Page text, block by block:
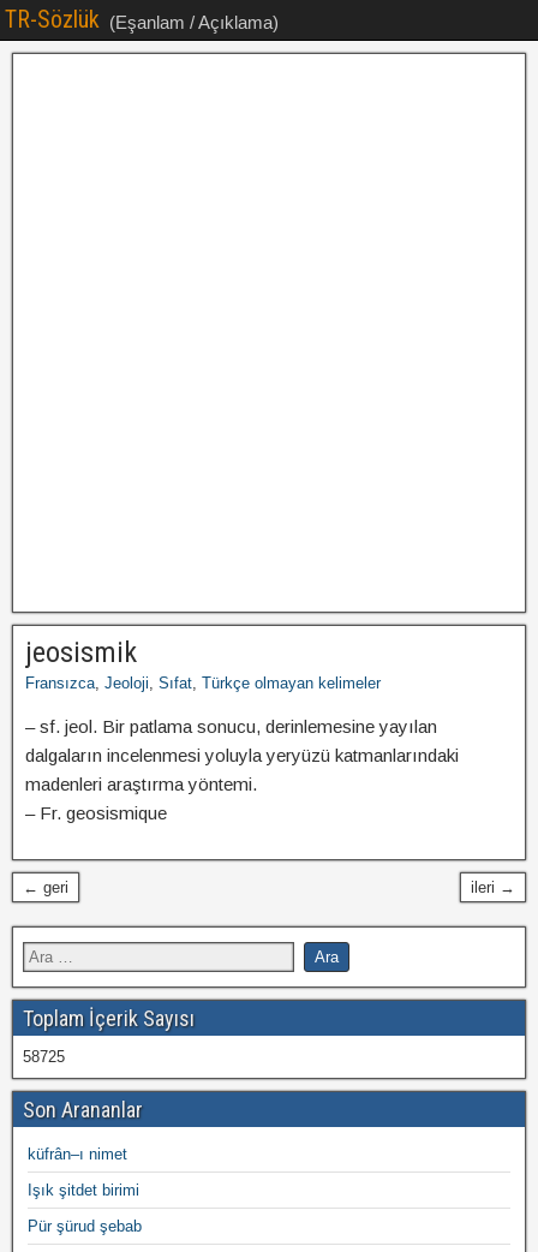
TR-Sözlük (Eşanlam / Açıklama)
jeosismik
Fransızca, Jeoloji, Sıfat, Türkçe olmayan kelimeler
– sf. jeol. Bir patlama sonucu, derinlemesine yayılan
dalgaların incelenmesi yoluyla yeryüzü katmanlarındaki
madenleri araştırma yöntemi.
– Fr. geosismique
← geri ileri →
Toplam İçerik Sayısı
58725
Son Arananlar
küfrân–ı nimet
Işık şitdet birimi
Pür şürud şebab